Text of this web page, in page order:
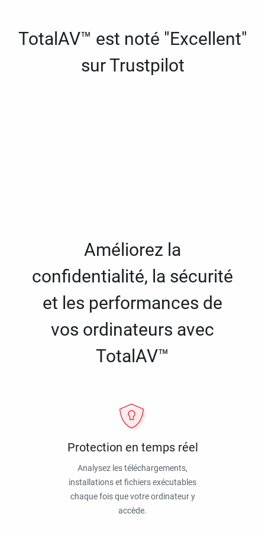
TotalAV™ est noté "Excellent"
sur Trustpilot
Améliorez la
confidentialité, la sécurité
et les performances de
vos ordinateurs avec
TotalAV™
Protection en temps réel
Analysez les téléchargements,
installations et fichiers exécutables
chaque fois que votre ordinateur y
accède.